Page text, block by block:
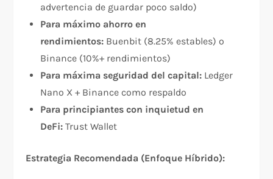
advertencia de guardar poco saldo)
Para máximo ahorro en
rendimientos: Buenbit (8.25% estables) o
Binance (10%+ rendimientos)
Para máxima seguridad del capital: Ledger
Nano X + Binance como respaldo
Para principiantes con inquietud en
DeFi: Trust Wallet
Estrategia Recomendada (Enfoque Híbrido):